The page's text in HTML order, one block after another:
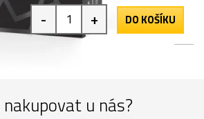
- + DO KOŠÍKU
nakupovat u nás?